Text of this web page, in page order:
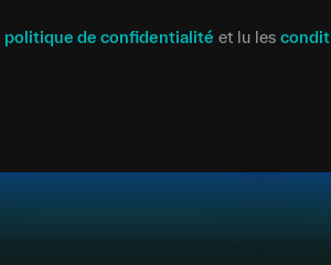
politique de confidentialité et lu les